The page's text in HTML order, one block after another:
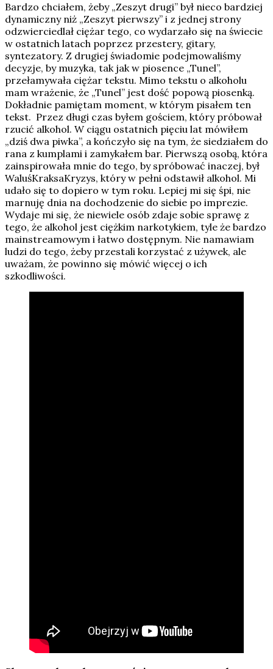
Bardzo chciałem, żeby „Zeszyt drugi” był nieco bardziej
dynamiczny niż „Zeszyt pierwszy” i z jednej strony
odzwierciedlał ciężar tego, co wydarzało się na świecie
w ostatnich latach poprzez przestery, gitary,
syntezatory. Z drugiej świadomie podejmowaliśmy
decyzje, by muzyka, tak jak w piosence „Tunel”,
przełamywała ciężar tekstu. Mimo tekstu o alkoholu
mam wrażenie, że „Tunel” jest dość popową piosenką.
Dokładnie pamiętam moment, w którym pisałem ten
tekst. Przez długi czas byłem gościem, który próbował
rzucić alkohol. W ciągu ostatnich pięciu lat mówiłem
„dziś dwa piwka”, a kończyło się na tym, że siedziałem do
rana z kumplami i zamykałem bar. Pierwszą osobą, która
zainspirowała mnie do tego, by spróbować inaczej, był
WaluśKraksaKryzys, który w pełni odstawił alkohol. Mi
udało się to dopiero w tym roku. Lepiej mi się śpi, nie
marnuję dnia na dochodzenie do siebie po imprezie.
Wydaje mi się, że niewiele osób zdaje sobie sprawę z
tego, że alkohol jest ciężkim narkotykiem, tyle że bardzo
mainstreamowym i łatwo dostępnym. Nie namawiam
ludzi do tego, żeby przestali korzystać z używek, ale
uważam, że powinno się mówić więcej o ich
szkodliwości.